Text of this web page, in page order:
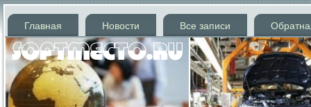
Главная Новости Все записи